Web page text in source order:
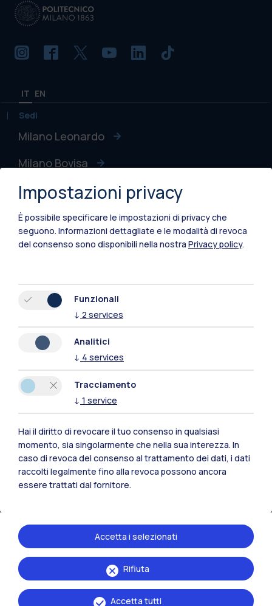
IT EN
Sedi
Milano Leonardo
Milano Bovisa
Cremona
Lecco
Mantova
Xi'an
Naviga il sito
Contattaci
Politecnico di Milano, Piazza Leonardo da Vinci 32, 20133 Milano | P.IVA
04376620151 - C.F. 80057930150
Impostazioni privacy
È possibile specificare le impostazioni di privacy che
seguono. Informazioni dettagliate e le modalità di revoca
del consenso sono disponibili nella nostra Privacy policy.
Funzionali
↓ 2 services
Analitici
↓ 4 services
Tracciamento
↓ 1 service
Hai il diritto di revocare il tuo consenso in qualsiasi
momento, sia singolarmente che nella sua interezza. In
caso di revoca del consenso al trattamento dei dati, i dati
raccolti legalmente fino alla revoca possono ancora
essere trattati dal fornitore.
Rifiuta
Accetta i selezionati
Accetta tutti